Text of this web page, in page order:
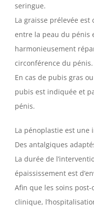
seringue.
La graisse prélevée
entre la peau du pénis
harmonieusement
circonférence du pénis.
En cas de pubis gras
pubis est indiquée et
pénis.
La pénoplastie est une
Des antalgiques
La durée de
épaississement est
Afin que les soins
clinique,